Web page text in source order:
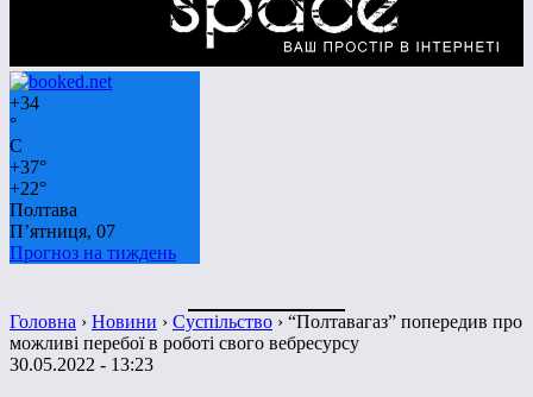
+34
°
C
+37°
+22°
Полтава
П’ятниця, 07
Прогноз на тиждень
Головна › Новини › Суспільство › “Полтавагаз” попередив про
можливі перебої в роботі свого вебресурсу
30.05.2022 - 13:23